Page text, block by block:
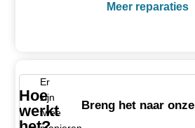
Meer reparaties
Hoe
werkt
Er
zijn
twee
Breng het naar